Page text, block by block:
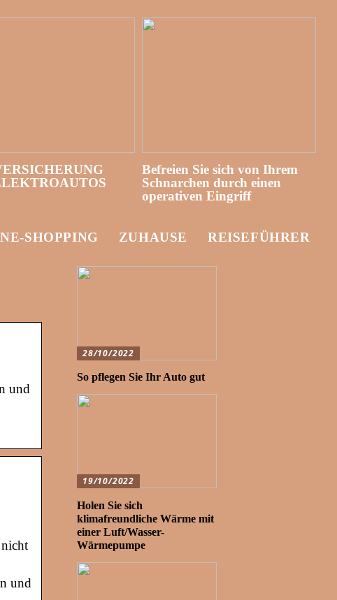
Befreien Sie sich von Ihrem
Schnarchen durch einen
operativen Eingriff
SHOPPING ZUHAUSE REISEFÜHRER
und
und
28/10/2022
So pflegen Sie Ihr Auto gut
19/10/2022
Holen Sie sich
klimafreundliche Wärme mit
einer Luft/Wasser-
Wärmepumpe